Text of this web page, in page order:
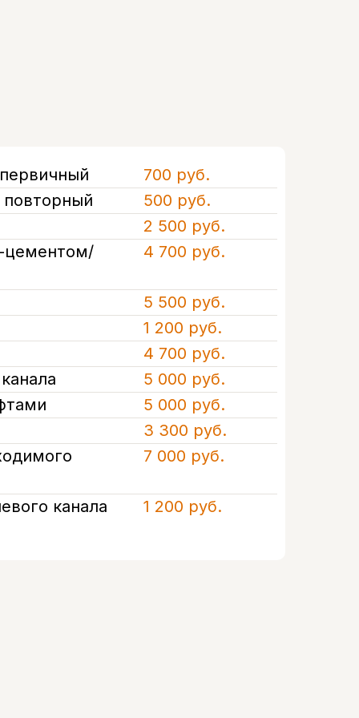
700 руб.
повторный
500 руб.
2 500 руб.
цементом/
4 700 руб.
5 500 руб.
1 200 руб.
4 700 руб.
5 000 руб.
5 000 руб.
3 300 руб.
7 000 руб.
канала 1 200 руб.